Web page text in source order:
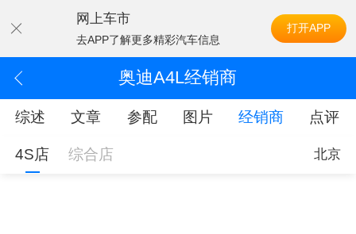
网上车市
去APP了解更多精彩汽车信息
打开APP
奥迪A4L经销商
综述 文章 参配 图片 经销商 点评
4S店 综合店 北京